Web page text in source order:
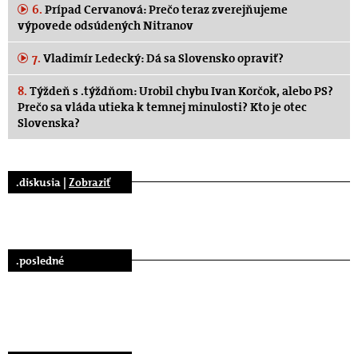
6. Prípad Cervanová: Prečo teraz zverejňujeme
výpovede odsúdených Nitranov
7. Vladimír Ledecký: Dá sa Slovensko opraviť?
8. Týždeň s .týždňom: Urobil chybu Ivan Korčok, alebo PS?
Prečo sa vláda utieka k temnej minulosti? Kto je otec
Slovenska?
.diskusia | Zobraziť
.posledné